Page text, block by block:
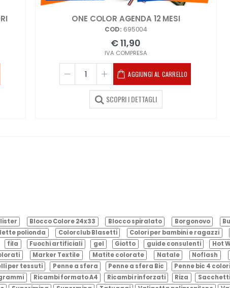
ONE COLOR AGENDA 12 MESI
COD: 695004
€ 11,90
IVA COMPRESA
AGGIUNGI AL CARRELLO
SCOPRI I DETTAGLI
Blocco Colore 24x33 Blocco spiralato Borgonovo
polionda Colorclub Blasetti Colori per bambini e ragazzi
fila Fuochi artificiali gel Giotto guide consulenti Hot
Marker Textile Matite colorate Natale Noflash
per tessuti Penne a sfera Penne a sfera Bic Penne bic 4 colori
Ricambi formato A4 Ricambi rinforzati Riza